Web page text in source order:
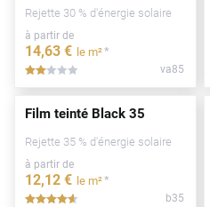
Rejette 30 % d'énergie solaire
à partir de
14,63 € le m²*
***** va85
Film teinté Black 35
Rejette 35 % d'énergie solaire
à partir de
12,12 € le m²*
***** b35